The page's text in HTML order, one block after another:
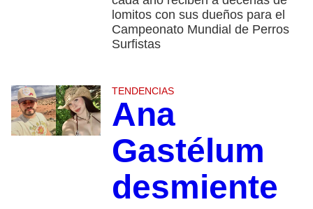
lomitos con sus dueños para el
Campeonato Mundial de Perros
Surfistas
TENDENCIAS
Ana
Gastélum
desmiente